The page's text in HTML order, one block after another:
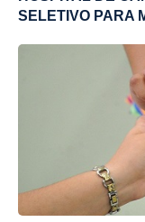
SELETIVO PARA